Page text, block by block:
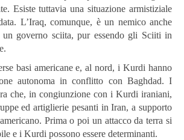
Esiste tuttavia una situazione armistiziale
L’Iraq, comunque, è un nemico anche
un governo sciita, pur essendo gli Sciiti in
basi americane e, al nord, i Kurdi hanno
autonoma in conflitto con Baghdad. I
che, in congiunzione con i Kurdi iraniani,
ed artiglierie pesanti in Iran, a supporto
Prima o poi un attacco da terra si
e i Kurdi possono essere determinanti.